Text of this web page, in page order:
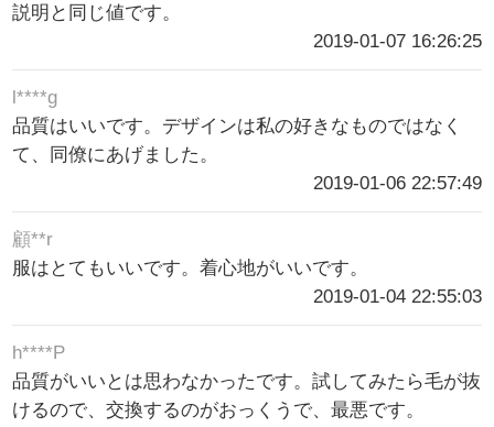
説明と同じ値です。
2019-01-07 16:26:25
l****g
品質はいいです。デザインは私の好きなものではなく
て、同僚にあげました。
2019-01-06 22:57:49
顧**r
服はとてもいいです。着心地がいいです。
2019-01-04 22:55:03
h****P
品質がいいとは思わなかったです。試してみたら毛が抜
けるので、交換するのがおっくうで、最悪です。